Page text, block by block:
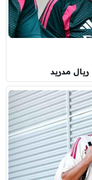
مدريد